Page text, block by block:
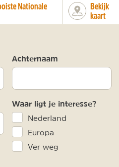
Nationale
Bekijk
kaart
Achternaam
Waar ligt je interesse?
Nederland
Europa
Ver weg